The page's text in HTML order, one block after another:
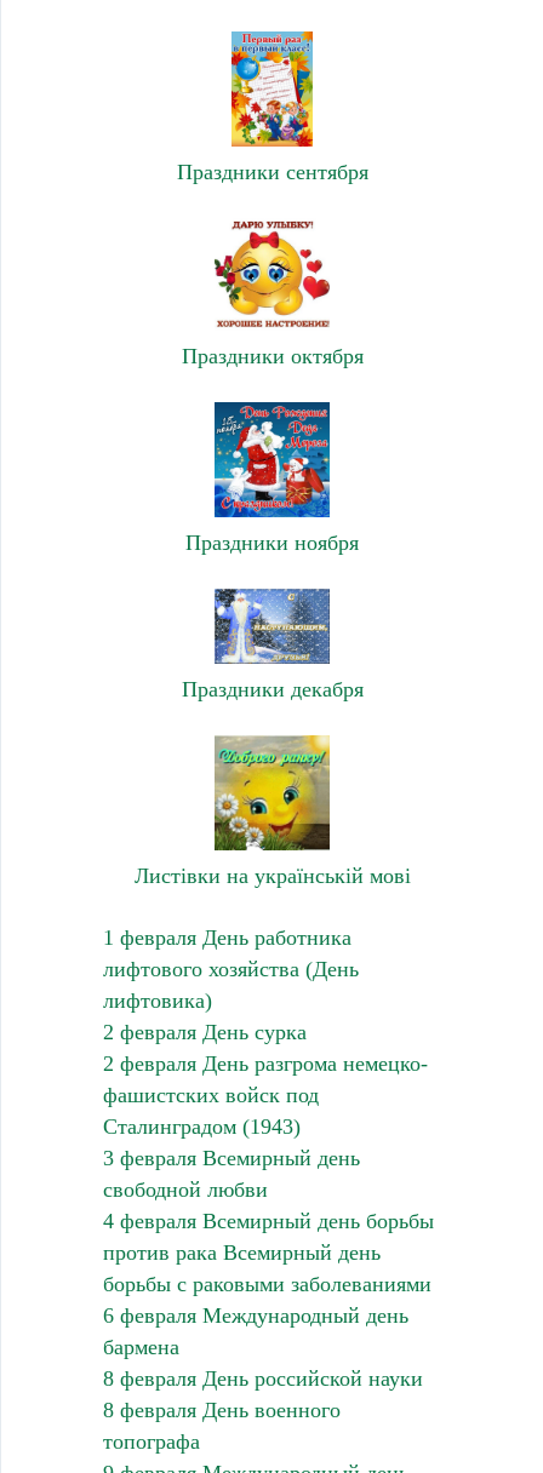
Праздники сентября
Праздники октября
Праздники ноября
Праздники декабря
Листівки на українській мові
1 февраля День работника
лифтового хозяйства (День
лифтовика)
2 февраля День сурка
2 февраля День разгрома немецко-
фашистcких войск под
Сталинградом (1943)
3 февраля Всемирный день
свободной любви
4 февраля Всемирный день борьбы
против рака Всемирный день
борьбы с раковыми заболеваниями
6 февраля Международный день
бармена
8 февраля День российской науки
8 февраля День военного
топографа